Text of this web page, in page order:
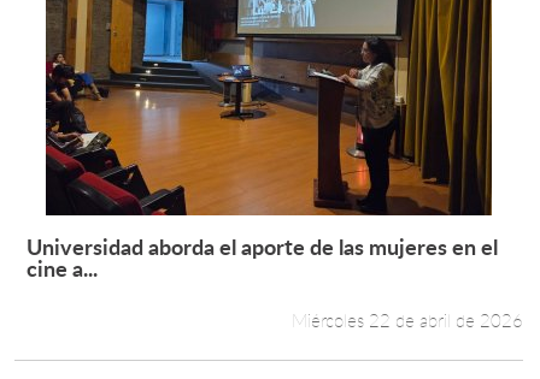
Leer más +
Universidad aborda el aporte de las mujeres en el
cine a...
Miércoles 22 de abril de 2026